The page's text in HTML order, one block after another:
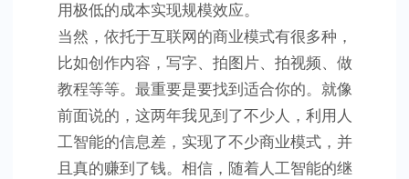
用极低的成本实现规模效应。
当然，依托于互联网的商业模式有很多种，
比如创作内容，写字、拍图片、拍视频、做
教程等等。最重要是要找到适合你的。就像
前面说的，这两年我见到了不少人，利用人
工智能的信息差，实现了不少商业模式，并
且真的赚到了钱。相信，随着人工智能的继